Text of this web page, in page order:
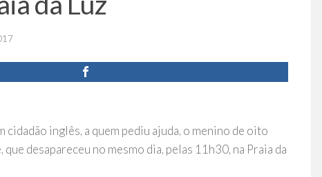
cidadão inglês, a quem pediu ajuda, o menino de oito
que desapareceu no mesmo dia, pelas 11h30, na Praia da